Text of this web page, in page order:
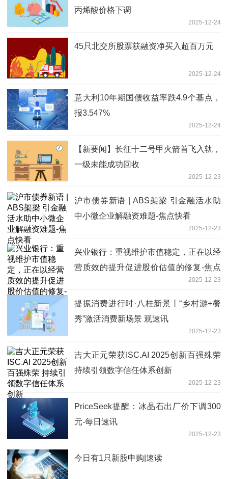
丙烯酸价格下调
2025-12-24
45只北交所股票获融资净买入超百万元
2025-12-24
意大利10年期国债收益率跌4.9个基点，
报3.547%
2025-12-24
【新要闻】长征十二号甲火箭首飞入轨，
一级未能成功回收
2025-12-23
沪市债券新语 | ABS架梁 引金融活水助
中小微企业解融资难题-焦点快看
2025-12-23
兴业银行：重视维护市值稳定，正在以经
营质效的提升促进股价估值的修复-焦点
2025-12-23
提振消费进行时·八桂新景丨“乡村游+餐
秀”激活消费新场景 观速讯
2025-12-23
吉大正元荣获ISC.AI 2025创新百强殊荣
持续引领数字信任体系创新
2025-12-23
PriceSeek提醒：冰晶石出厂价下调300
元-每日速讯
2025-12-23
今日有1只新股申购|速读